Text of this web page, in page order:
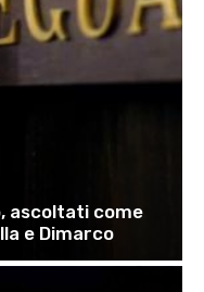
ascoltati come
e Dimarco